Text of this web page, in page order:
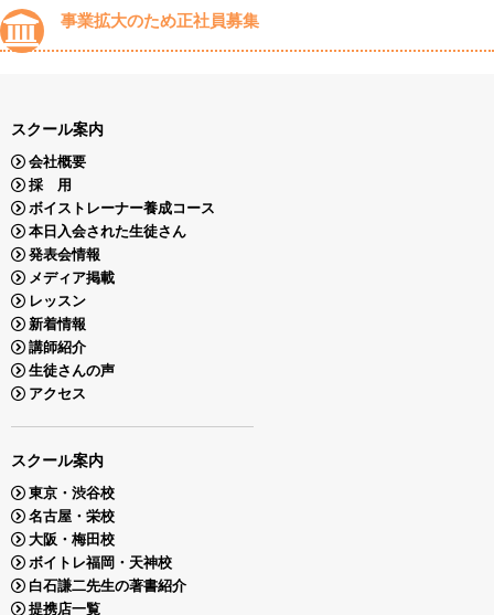
事業拡大のため正社員募集
スクール案内
会社概要
採 用
ボイストレーナー養成コース
本日入会された生徒さん
発表会情報
メディア掲載
レッスン
新着情報
講師紹介
生徒さんの声
アクセス
スクール案内
東京・渋谷校
名古屋・栄校
大阪・梅田校
ボイトレ福岡・天神校
白石謙二先生の著書紹介
提携店一覧